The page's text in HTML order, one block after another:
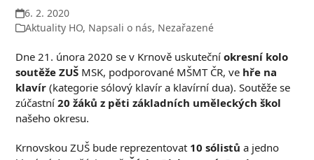
6. 2. 2020
Aktuality HO, Napsali o nás, Nezařazené
Dne 21. února 2020 se v Krnově uskutečníokresní kolo
soutěže ZUŠ MSK, podporované MŠMT ČR, ve hře na
klavír (kategorie sólový klavír a klavírní dua). Soutěže se
zúčastní20 žáků z pěti základních uměleckých škol
našeho okresu.
Krnovskou ZUŠ bude reprezentovat 10 sólistů a jedno